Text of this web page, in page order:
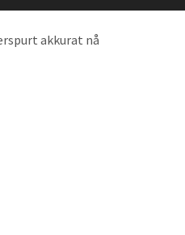
akkurat nå